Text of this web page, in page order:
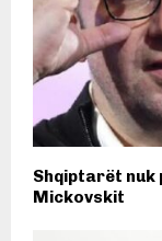
Shqiptarët nuk
Mickovskit